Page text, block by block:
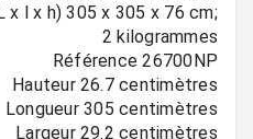
x l x h) ‎305 x 305 x 76 cm;